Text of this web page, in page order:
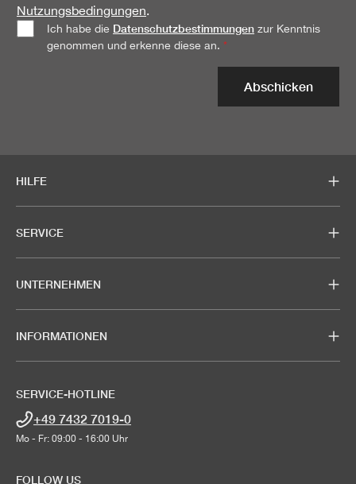
Nutzungsbedingungen.
Ich habe die Datenschutzbestimmungen zur Kenntnis
genommen und erkenne diese an.*
Abschicken
HILFE
SERVICE
UNTERNEHMEN
INFORMATIONEN
SERVICE-HOTLINE
+49 7432 7019-0
Mo - Fr: 09:00 - 16:00 Uhr
FOLLOW US